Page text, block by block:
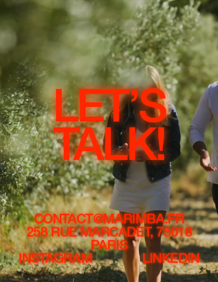
LET’S
TALK!
CONTACT@MARIMBA.FR
258 RUE MARCADET, 75018
PARIS
INSTAGRAM
LINKEDIN